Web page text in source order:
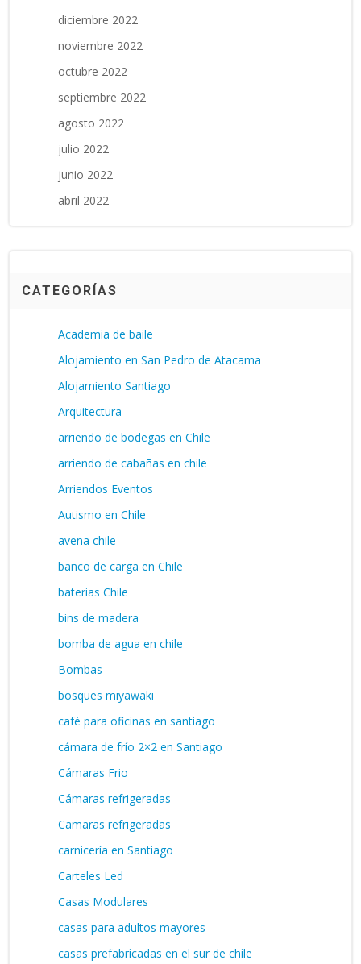
diciembre 2022
noviembre 2022
octubre 2022
septiembre 2022
agosto 2022
julio 2022
junio 2022
abril 2022
CATEGORÍAS
Academia de baile
Alojamiento en San Pedro de Atacama
Alojamiento Santiago
Arquitectura
arriendo de bodegas en Chile
arriendo de cabañas en chile
Arriendos Eventos
Autismo en Chile
avena chile
banco de carga en Chile
baterias Chile
bins de madera
bomba de agua en chile
Bombas
bosques miyawaki
café para oficinas en santiago
cámara de frío 2×2 en Santiago
Cámaras Frio
Cámaras refrigeradas
Camaras refrigeradas
carnicería en Santiago
Carteles Led
Casas Modulares
casas para adultos mayores
casas prefabricadas en el sur de chile